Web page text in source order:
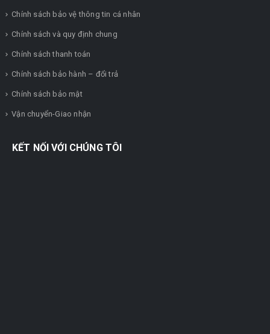
Chính sách bảo vệ thông tin cá nhân
Chính sách và quy định chung
Chính sách thanh toán
Chính sách bảo hành – đổi trả
Chính sách bảo mật
Vận chuyển-Giao nhận
KẾT NỐI VỚI CHÚNG TÔI